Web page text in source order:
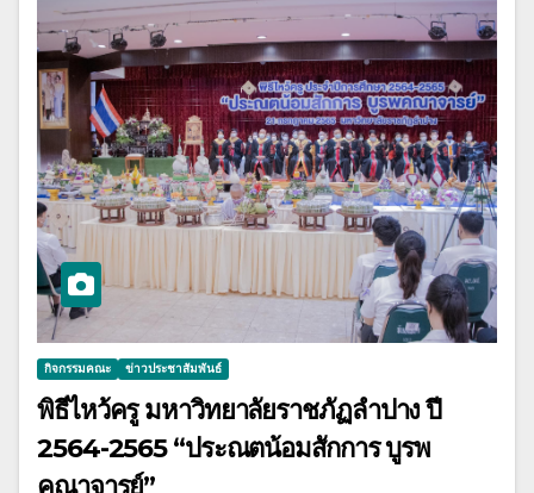
กิจกรรมคณะ ข่าวประชาสัมพันธ์
พิธีไหว้ครู มหาวิทยาลัยราชภัฏลำปาง ปี
2564-2565 “ประณตน้อมสักการ บูรพ